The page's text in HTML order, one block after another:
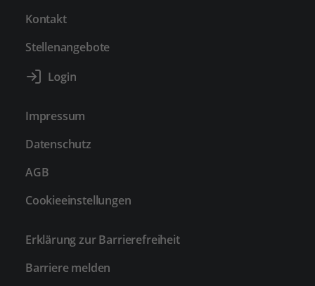
Kontakt
Stellenangebote
Impressum
Datenschutz
AGB
Cookieeinstellungen
Erklärung zur Barrierefreiheit
Barriere melden